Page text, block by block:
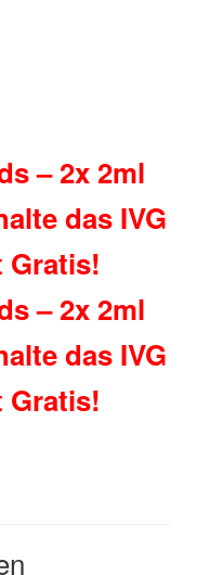
– 2x 2ml
das IVG
Gratis!
– 2x 2ml
das IVG
Gratis!